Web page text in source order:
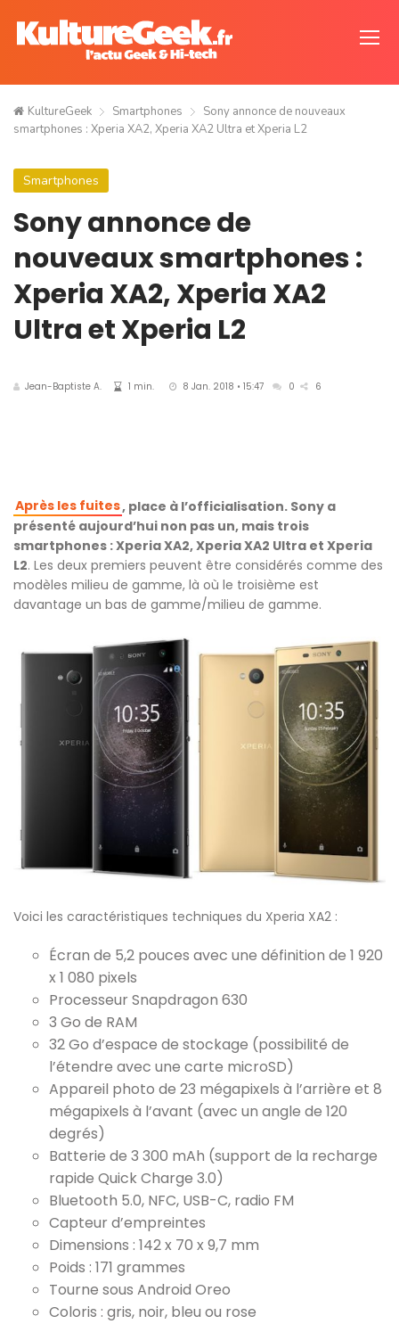
KultureGeek Smartphones
Sony annonce de nouveaux
smartphones : Xperia XA2, Xperia XA2 Ultra et Xperia L2
Smartphones
Sony annonce de
nouveaux smartphones :
Xperia XA2, Xperia XA2
Ultra et Xperia L2
Jean-Baptiste A. 1 min. 8 Jan. 2018 • 15:47 0 6
Après les fuites, place à l’officialisation. Sony a
présenté aujourd’hui non pas un, mais trois
smartphones : Xperia XA2, Xperia XA2 Ultra et Xperia
L2. Les deux premiers peuvent être considérés comme des
modèles milieu de gamme, là où le troisième est
davantage un bas de gamme/milieu de gamme.
Voici les caractéristiques techniques du Xperia XA2 :
Écran de 5,2 pouces avec une définition de 1 920
x 1 080 pixels
Processeur Snapdragon 630
3 Go de RAM
32 Go d’espace de stockage (possibilité de
l’étendre avec une carte microSD)
Appareil photo de 23 mégapixels à l’arrière et 8
mégapixels à l’avant (avec un angle de 120
degrés)
Batterie de 3 300 mAh (support de la recharge
rapide Quick Charge 3.0)
Bluetooth 5.0, NFC, USB-C, radio FM
Capteur d’empreintes
Dimensions : 142 x 70 x 9,7 mm
Poids : 171 grammes
Tourne sous Android Oreo
Coloris : gris, noir, bleu ou rose